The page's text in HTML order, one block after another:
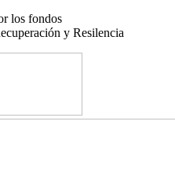
los fondos
y Resilencia